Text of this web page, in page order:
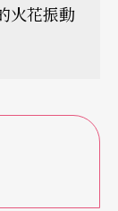
火花振動